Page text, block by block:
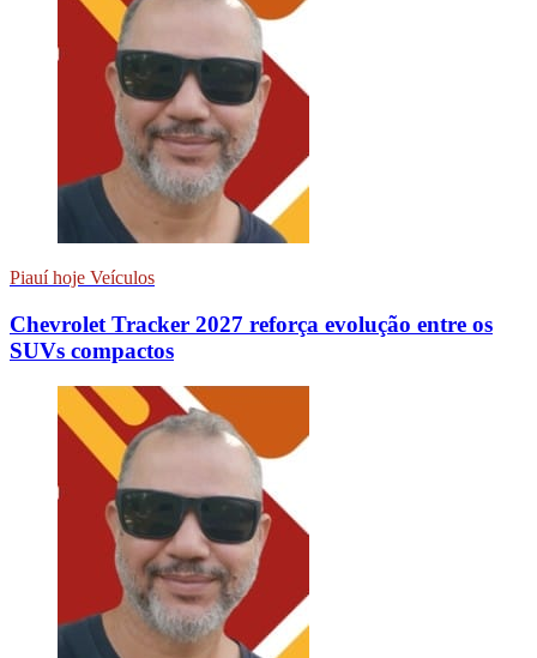
Piauí hoje Veículos
Chevrolet Tracker 2027 reforça evolução entre os
SUVs compactos